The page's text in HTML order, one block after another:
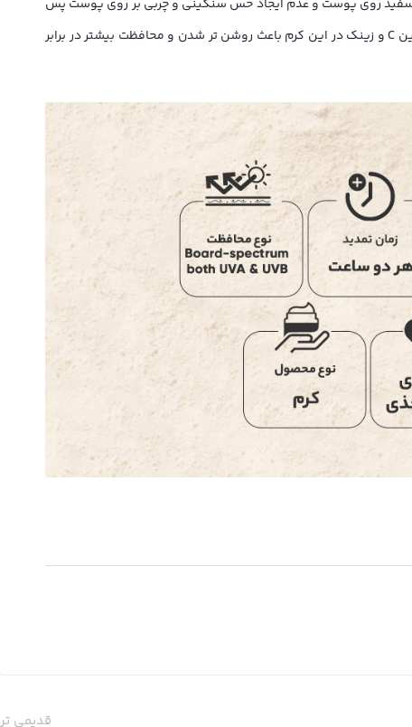
روی پوست و عدم ایجاد حس سنگینی و چربی بر روی پوست پس
از استفاده اشاره کرد. این محصول حاوی عصاره درخت چای سبز است و از بروز اکنه و جوش های پوستی جلوگیری می کند. همچنین وجود ویتامین C و زینک در این کرم باعث روشن تر شدن و محافظت بیشتر در برابر
قدیمی تر